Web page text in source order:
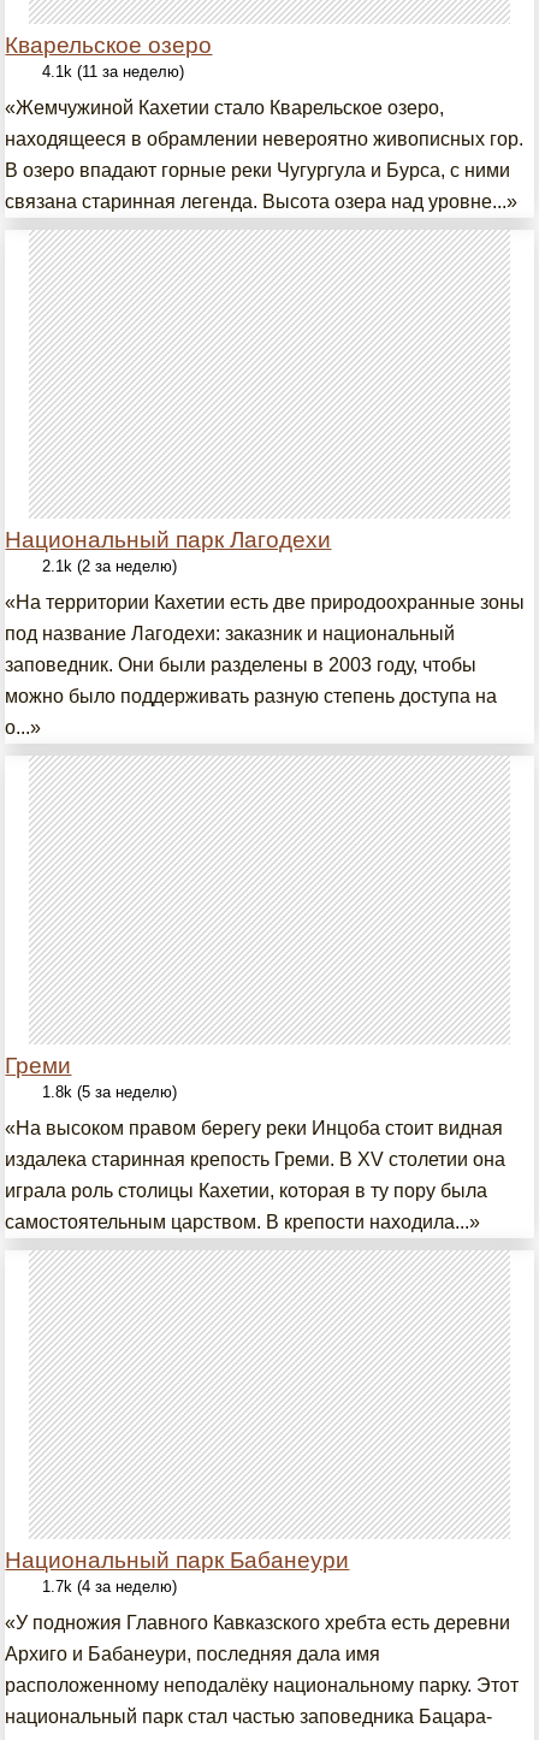
Кварельское озеро
4.1k (11 за неделю)
«Жемчужиной Кахетии стало Кварельское озеро,
находящееся в обрамлении невероятно живописных гор.
В озеро впадают горные реки Чугургула и Бурса, с ними
связана старинная легенда. Высота озера над уровне...»
Национальный парк Лагодехи
2.1k (2 за неделю)
«На территории Кахетии есть две природоохранные зоны
под название Лагодехи: заказник и национальный
заповедник. Они были разделены в 2003 году, чтобы
можно было поддерживать разную степень доступа на
о...»
Греми
1.8k (5 за неделю)
«На высоком правом берегу реки Инцоба стоит видная
издалека старинная крепость Греми. В XV столетии она
играла роль столицы Кахетии, которая в ту пору была
самостоятельным царством. В крепости находила...»
Национальный парк Бабанеури
1.7k (4 за неделю)
«У подножия Главного Кавказского хребта есть деревни
Архиго и Бабанеури, последняя дала имя
расположенному неподалёку национальному парку. Этот
национальный парк стал частью заповедника Бацара-